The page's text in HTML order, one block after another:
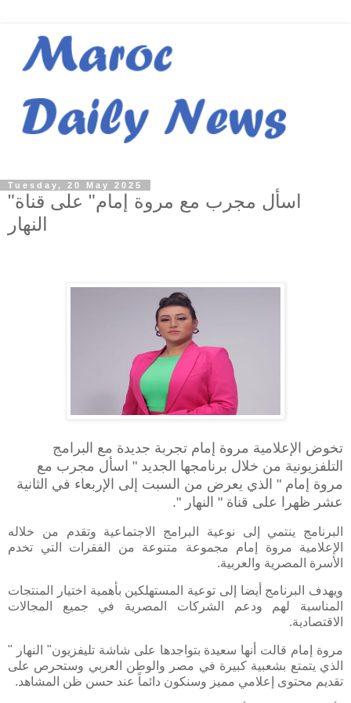
Tuesday, 20 May 2025
"اسأل مجرب مع مروة إمام" على قناة
النهار
تخوض الإعلامية مروة إمام تجربة جديدة مع البرامج
التلفزيونية من خلال برنامجها الجديد " اسأل مجرب مع
مروة إمام " الذي يعرض من السبت إلى الإربعاء في الثانية
عشر ظهرا على قناة " النهار ".
البرنامج ينتمي إلى نوعية البرامج الاجتماعية وتقدم من خلاله
الإعلامية مروة إمام مجموعة متنوعة من الفقرات التي تخدم
الأسرة المصرية والعربية.
ويهدف البرنامج أيضا إلى توعية المستهلكين بأهمية اختيار المنتجات
المناسبة لهم ودعم الشركات المصرية في جميع المجالات
الاقتصادية.
مروة إمام قالت أنها سعيدة بتواجدها على شاشة تليفزيون" النهار "
الذي يتمتع بشعبية كبيرة في مصر والوطن العربي وستحرص على
تقديم محتوى إعلامي مميز وسنكون دائماً عند حسن ظن المشاهد.